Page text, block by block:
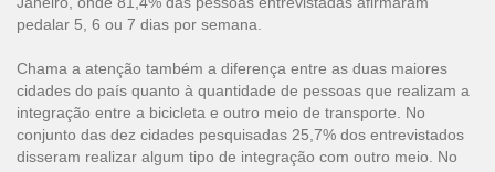
pedalar 5, 6 ou 7 dias por semana.
Chama a atenção também a diferença entre as duas maiores
cidades do país quanto à quantidade de pessoas que realizam a
integração entre a bicicleta e outro meio de transporte. No
conjunto das dez cidades pesquisadas 25,7% dos entrevistados
disseram realizar algum tipo de integração com outro meio. No